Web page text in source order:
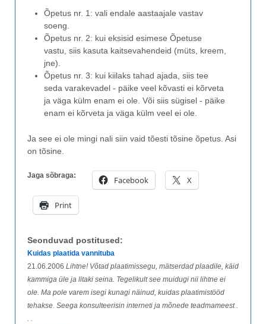
Õpetus nr. 1: vali endale aastaajale vastav
soeng.
Õpetus nr. 2: kui eksisid esimese Õpetuse
vastu, siis kasuta kaitsevahendeid (müts, kreem,
jne).
Õpetus nr. 3: kui kiilaks tahad ajada, siis tee
seda varakevadel - päike veel kõvasti ei kõrveta
ja väga külm enam ei ole. Või siis sügisel - päike
enam ei kõrveta ja väga külm veel ei ole.
Ja see ei ole mingi nali siin vaid tõesti tõsine õpetus. Asi
on tõsine.
Jaga sõbraga: Facebook X
Print
Seonduvad postitused:
Kuidas plaatida vannituba
21.06.2006 Lihtne! Võtad plaatimissegu, mätserdad plaadile, käid
kammiga üle ja litaki seina. Tegelikult see muidugi nii lihtne ei
ole. Ma pole varem isegi kunagi näinud, kuidas plaatimistööd
tehakse. Seega konsulteerisin interneti ja mõnede teadmameest .
. .